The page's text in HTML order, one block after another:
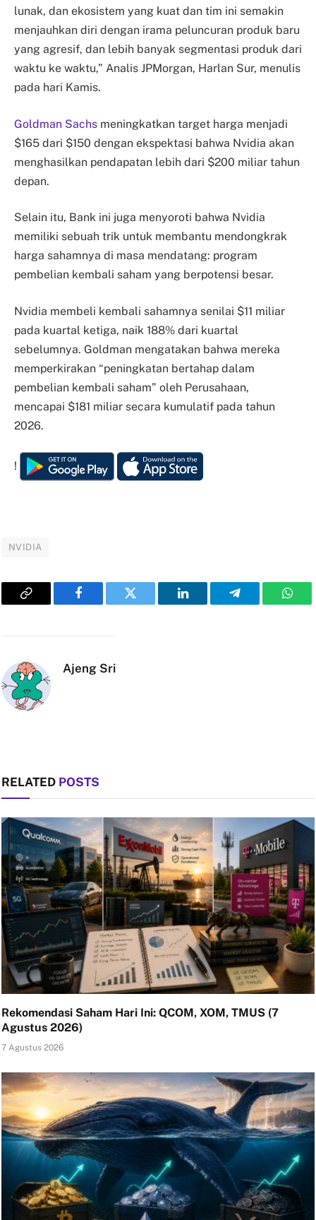
lunak, dan ekosistem yang kuat dan tim ini semakin
menjauhkan diri dengan irama peluncuran produk baru
yang agresif, dan lebih banyak segmentasi produk dari
waktu ke waktu,” Analis JPMorgan, Harlan Sur, menulis
pada hari Kamis.
Goldman Sachs meningkatkan target harga menjadi
$165 dari $150 dengan ekspektasi bahwa Nvidia akan
menghasilkan pendapatan lebih dari $200 miliar tahun
depan.
Selain itu, Bank ini juga menyoroti bahwa Nvidia
memiliki sebuah trik untuk membantu mendongkrak
harga sahamnya di masa mendatang: program
pembelian kembali saham yang berpotensi besar.
Nvidia membeli kembali sahamnya senilai $11 miliar
pada kuartal ketiga, naik 188% dari kuartal
sebelumnya. Goldman mengatakan bahwa mereka
memperkirakan “peningkatan bertahap dalam
pembelian kembali saham” oleh Perusahaan,
mencapai $181 miliar secara kumulatif pada tahun
2026.
!
NVIDIA
Copy
Facebook Twitter LinkedIn Telegram
Ajeng Sri
RELATED POSTS
Rekomendasi Saham Hari Ini: QCOM, XOM, TMUS (7
Agustus 2026)
7 Agustus 2026